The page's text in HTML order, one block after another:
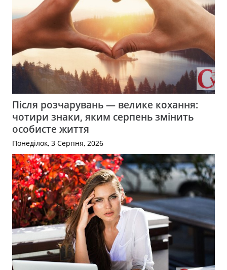
Після розчарувань — велике кохання:
чотири знаки, яким серпень змінить
особисте життя
Понеділок, 3 Серпня, 2026